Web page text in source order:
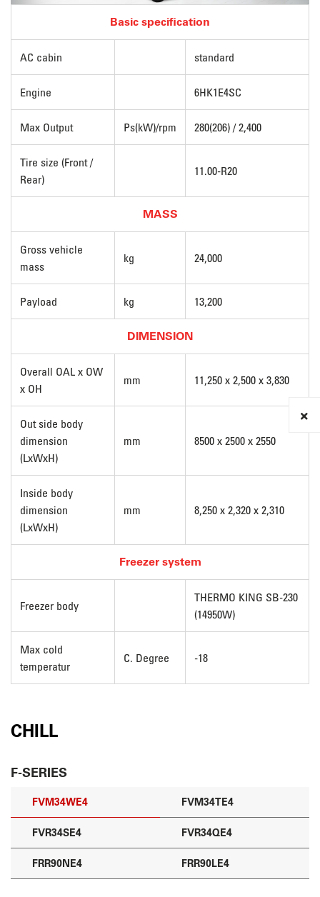
Basic specification
AC cabin standard
Engine 6HK1E4SC
Max Output Ps(kW)/rpm 280(206) / 2,400
Tire size (Front /
Rear)
11.00-R20
MASS
Gross vehicle
mass
kg 24,000
Payload kg 13,200
DIMENSION
Overall OAL x OW
x OH
mm 11,250 x 2,500 x 3,830
Out side body
dimension
(LxWxH)
mm 8500 x 2500 x 2550
Inside body
dimension
(LxWxH)
mm 8,250 x 2,320 x 2,310
Freezer system
Freezer body
THERMO KING SB-230
(14950W)
Max cold
temperatur
C. Degree -18
CHILL
F-SERIES
FVM34WE4 FVM34TE4
FVR34SE4 FVR34QE4
FRR90NE4 FRR90LE4